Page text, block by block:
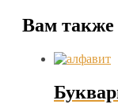
Вам также